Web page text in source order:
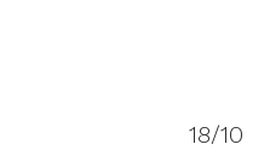
18/10